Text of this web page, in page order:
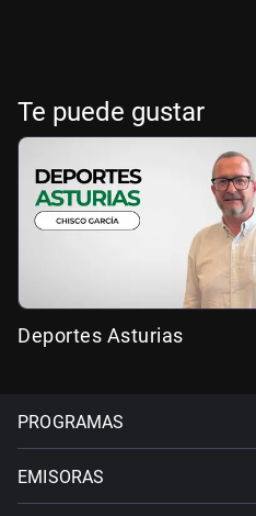
Te puede gustar
Deportes Asturias
PROGRAMAS
EMISORAS